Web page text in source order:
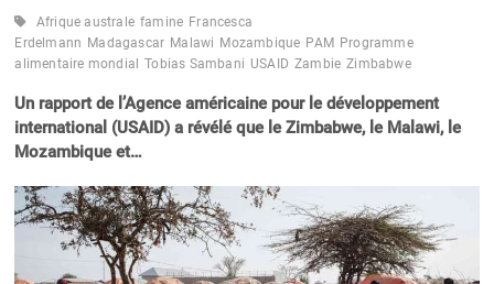
Afrique australe famine Francesca
Erdelmann Madagascar Malawi Mozambique PAM Programme
alimentaire mondial
Tobias Sambani USAID Zambie Zimbabwe
Un rapport de l’Agence américaine pour le développement
international (USAID) a révélé que le Zimbabwe, le Malawi, le
Mozambique et…